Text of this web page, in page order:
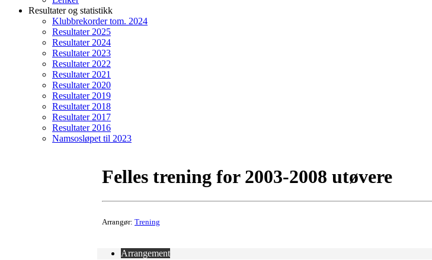
Resultater og statistikk
Klubbrekorder tom. 2024
Resultater 2025
Resultater 2024
Resultater 2023
Resultater 2022
Resultater 2021
Resultater 2020
Resultater 2019
Resultater 2018
Resultater 2017
Resultater 2016
Namsosløpet til 2023
Felles trening for 2003-2008 utøvere
Arrangør: Trening
Arrangement